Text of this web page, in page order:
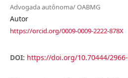
Advogada autônoma/ OABMG
Autor
https://orcid.org/0009-0009-2222-878X
DOI: https://doi.org/10.70444/